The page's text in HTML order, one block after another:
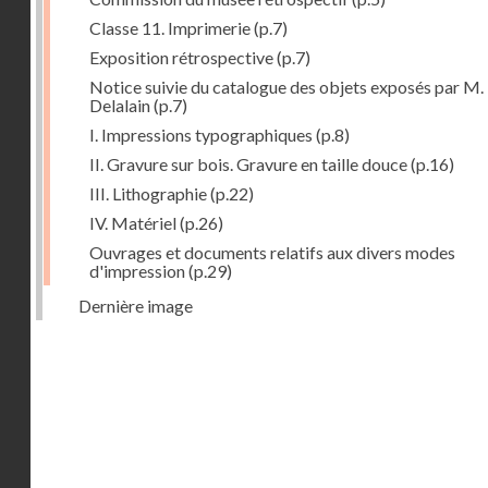
Classe 11. Imprimerie(p.7)
Exposition rétrospective(p.7)
Notice suivie du catalogue des objets exposés par M.
Delalain(p.7)
I. Impressions typographiques (p.8)
II. Gravure sur bois. Gravure en taille douce(p.16)
III. Lithographie(p.22)
IV. Matériel(p.26)
Ouvrages et documents relatifs aux divers modes
d'impression(p.29)
Dernière image